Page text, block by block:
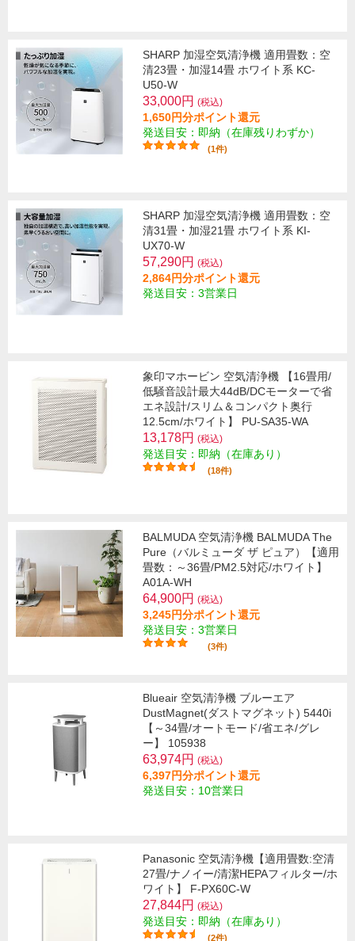
SHARP 加湿空気清浄機 適用畳数：空
清23畳・加湿14畳 ホワイト系 KC-
U50-W
33,000円 (税込)
1,650円分ポイント還元
発送目安：即納（在庫残りわずか）
(1件)
SHARP 加湿空気清浄機 適用畳数：空
清31畳・加湿21畳 ホワイト系 KI-
UX70-W
57,290円 (税込)
2,864円分ポイント還元
発送目安：3営業日
象印マホービン 空気清浄機 【16畳用/
低騒音設計最大44dB/DCモーターで省
エネ設計/スリム＆コンパクト奥行
12.5cm/ホワイト】 PU-SA35-WA
13,178円 (税込)
発送目安：即納（在庫あり）
(18件)
BALMUDA 空気清浄機 BALMUDA The
Pure（バルミューダ ザ ピュア）【適用
畳数：～36畳/PM2.5対応/ホワイト】
A01A-WH
64,900円 (税込)
3,245円分ポイント還元
発送目安：3営業日
(3件)
Blueair 空気清浄機 ブルーエア
DustMagnet(ダストマグネット) 5440i
【～34畳/オートモード/省エネ/グレ
ー】 105938
63,974円 (税込)
6,397円分ポイント還元
発送目安：10営業日
Panasonic 空気清浄機【適用畳数:空清
27畳/ナノイー/清潔HEPAフィルター/ホ
ワイト】 F-PX60C-W
27,844円 (税込)
発送目安：即納（在庫あり）
(2件)